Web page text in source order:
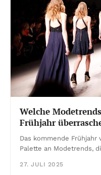
Welche
Frühjahr
Das kommende
Palette an Modetrends,
27. JULI 2025